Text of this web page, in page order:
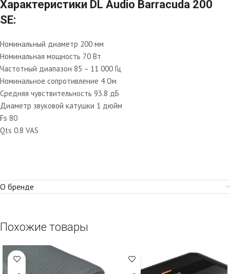
Характеристики DL Audio Barracuda 200
SE:
Номинальный диаметр 200 мм
Номинальная мощность 70 Вт
Частотный диапазон 85 – 11 000 Гц
Номинальное сопротивление 4 Ом
Средняя чувствительность 93.8 дБ
Диаметр звуковой катушки 1 дюйм
Fs 80
Qts 0.8 VAS
О бренде
Похожие товары